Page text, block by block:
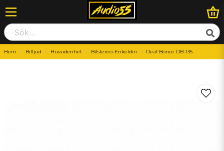
Hem Billjud Huvudenhet Bilstereo-Enkeldin Deaf Bonce DB-135